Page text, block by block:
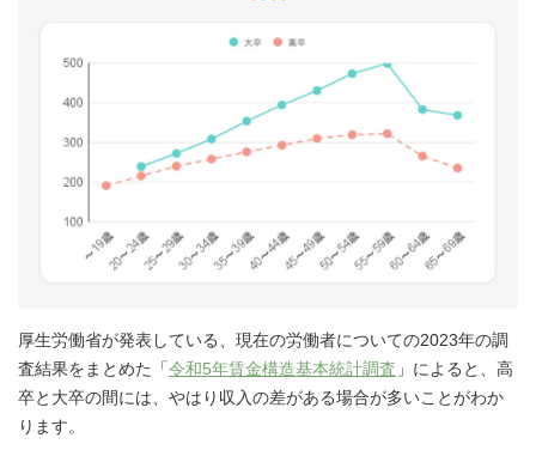
厚生労働省が発表している、現在の労働者についての2023年の調
査結果をまとめた「令和5年賃金構造基本統計調査 」によると、高
卒と大卒の間には、やはり収入の差がある場合が多いことがわか
ります。